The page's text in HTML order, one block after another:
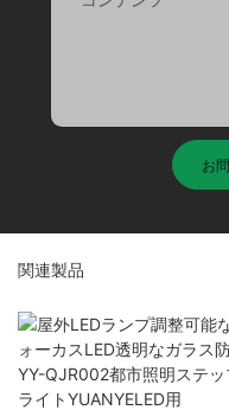
お
関連製品